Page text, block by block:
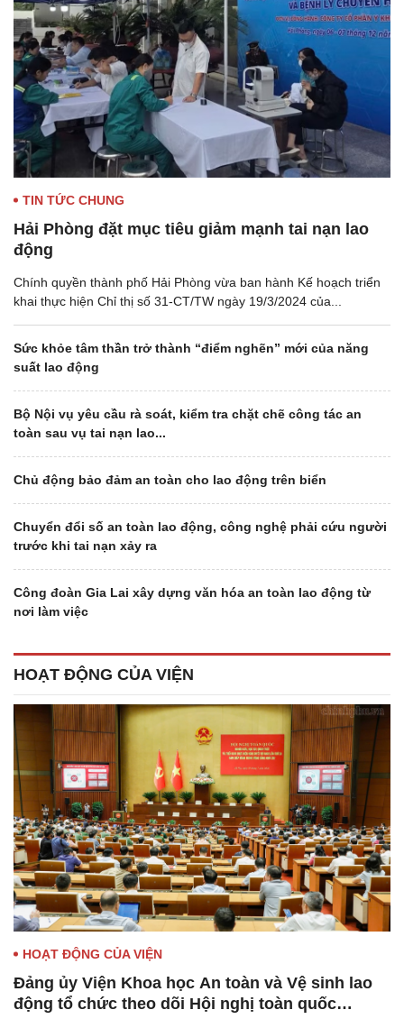
TIN TỨC CHUNG
Hải Phòng đặt mục tiêu giảm mạnh tai nạn lao
động
Chính quyền thành phố Hải Phòng vừa ban hành Kế hoạch triển
khai thực hiện Chỉ thị số 31-CT/TW ngày 19/3/2024 của...
Sức khỏe tâm thần trở thành “điểm nghẽn” mới của năng
suất lao động
Bộ Nội vụ yêu cầu rà soát, kiểm tra chặt chẽ công tác an
toàn sau vụ tai nạn lao...
Chủ động bảo đảm an toàn cho lao động trên biển
Chuyển đổi số an toàn lao động, công nghệ phải cứu người
trước khi tai nạn xảy ra
Công đoàn Gia Lai xây dựng văn hóa an toàn lao động từ
nơi làm việc
HOẠT ĐỘNG CỦA VIỆN
HOẠT ĐỘNG CỦA VIỆN
Đảng ủy Viện Khoa học An toàn và Vệ sinh lao
động tổ chức theo dõi Hội nghị toàn quốc